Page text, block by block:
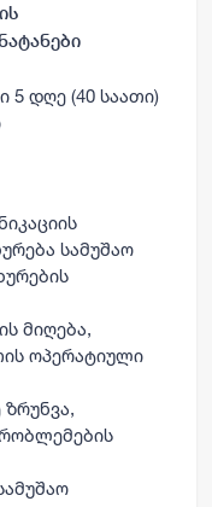
5 დღე (40 საათი)
სამუშაო
მიღება,
ოპერატიული